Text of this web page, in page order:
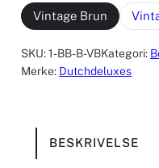
Vintage Brun
SKU:1-BB-B-VBKategori:
Merke: Dutchdeluxes
BESKRIVELSE